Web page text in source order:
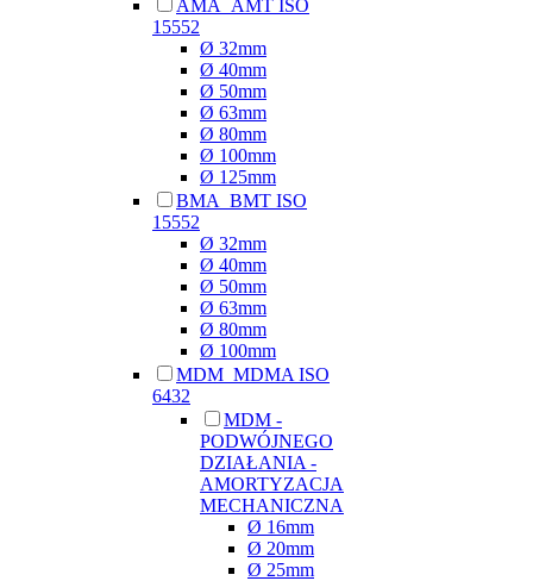
AMA_AMT ISO
15552
Ø 32mm
Ø 40mm
Ø 50mm
Ø 63mm
Ø 80mm
Ø 100mm
Ø 125mm
BMA_BMT ISO
15552
Ø 32mm
Ø 40mm
Ø 50mm
Ø 63mm
Ø 80mm
Ø 100mm
MDM_MDMA ISO
6432
MDM -
PODWÓJNEGO
DZIAŁANIA -
AMORTYZACJA
MECHANICZNA
Ø 16mm
Ø 20mm
Ø 25mm